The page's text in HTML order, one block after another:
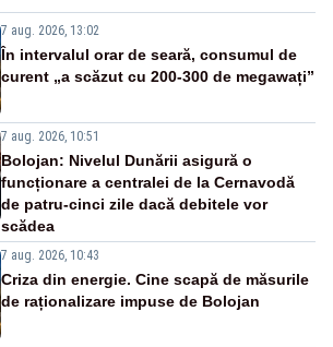
7 aug. 2026, 13:02
În intervalul orar de seară, consumul de
curent „a scăzut cu 200-300 de megawați”
7 aug. 2026, 10:51
Bolojan: Nivelul Dunării asigură o
funcționare a centralei de la Cernavodă
de patru-cinci zile dacă debitele vor
scădea
7 aug. 2026, 10:43
Criza din energie. Cine scapă de măsurile
de raționalizare impuse de Bolojan